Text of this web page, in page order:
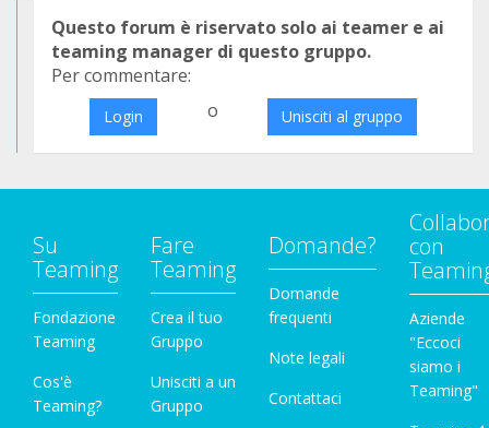
Questo forum è riservato solo ai teamer e ai
teaming manager di questo gruppo.
Per commentare:
Login o Unisciti al gruppo
Su
Teaming
Fondazione
Teaming
Cos'è
Teaming?
Fare
Teaming
Crea il tuo
Gruppo
Unisciti a un
Gruppo
Domande?
Domande
frequenti
Note legali
Contattaci
con
Aziende
"Eccoci
siamo i
Teaming"